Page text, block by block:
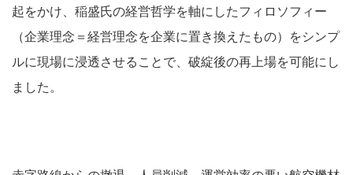
起をかけ、稲盛氏の経営哲学を軸にしたフィロソフィー
（企業理念＝経営理念を企業に置き換えたもの）をシンプ
ルに現場に浸透させることで、破綻後の再上場を可能にし
ました。